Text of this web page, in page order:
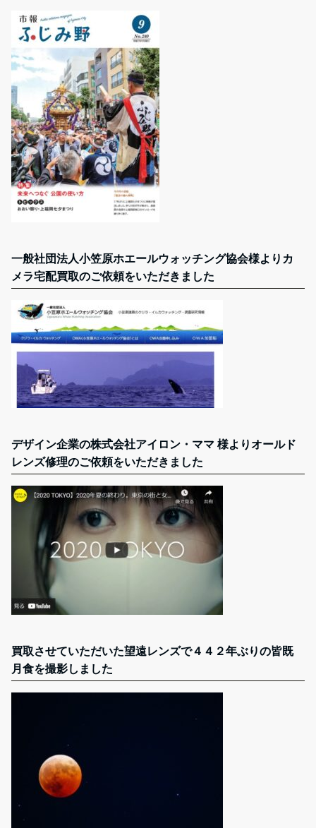
一般社団法人小笠原ホエールウォッチング協会様よりカ
メラ宅配買取のご依頼をいただきました
デザイン企業の株式会社アイロン・ママ 様よりオールド
レンズ修理のご依頼をいただきました
買取させていただいた望遠レンズで４４２年ぶりの皆既
月食を撮影しました